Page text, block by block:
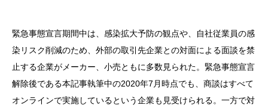
緊急事態宣言期間中は、感染拡大予防の観点や、自社従業員の感
染リスク削減のため、外部の取引先企業との対面による面談を禁
止する企業がメーカー、小売ともに多数見られた。緊急事態宣言
解除後である本記事執筆中の2020年7月時点でも、商談はすべて
オンラインで実施しているという企業も見受けられる。一方で対